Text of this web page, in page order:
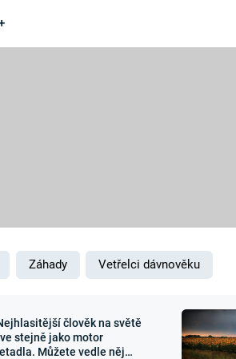
Zajímavosti
Záhady Vetřelci dávnověku
člověk na světě
stejně jako motor
letadla. Můžete vedle něj